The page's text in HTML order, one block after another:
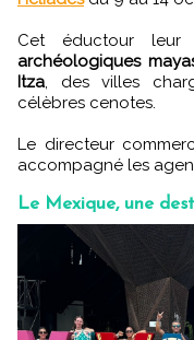
Cet éductour
archéologiques
Itza, des villes
célèbres cenotes.
Le directeur
accompagné les
Le Mexique, une